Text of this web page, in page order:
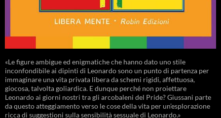
«Le figure ambigue ed enigmatiche che hanno dato uno stile
inconfondibile ai dipinti di Leonardo sono un punto di partenza per
immaginare una vita privata libera da schemi rigidi, affettuosa,
giocosa, talvolta goliardica. E dunque perché non proiettare
Leonardo ai giorni nostri tra gli arcobaleni del Pride? Giussani parte
da questo atteggiamento verso le cose della vita per un’esplorazione
ricca di suggestioni sulla sensibilità sessuale di Leonardo.»